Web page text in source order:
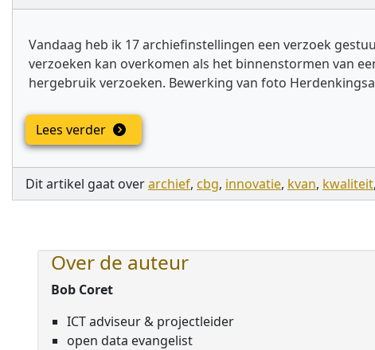
Vandaag heb ik 17 archiefinstellingen een verzoek
verzoeken kan overkomen als het binnenstormen van
hergebruik verzoeken. Bewerking van foto
Lees verder
Dit artikel gaat overarchief, cbg, innovatie, kvan, kwaliteit,
Over de auteur
Bob Coret
ICT adviseur & projectleider
open data evangelist